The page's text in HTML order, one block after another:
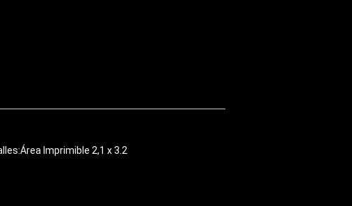
Imprimible 2,1 x 3.2